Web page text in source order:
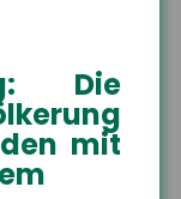
Die
mit
26 im